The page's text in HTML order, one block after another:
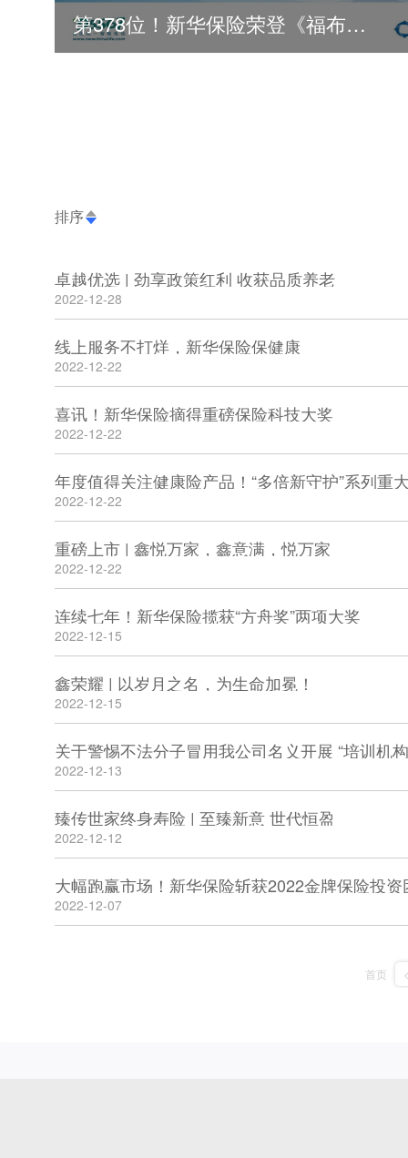
第378位！新华保险荣登《福布斯》全球500强
排序
卓越优选 | 劲享政策红利 收获品质养老
2022-12-28
线上服务不打烊，新华保险保健康
2022-12-22
喜讯！新华保险摘得重磅保险科技大奖
2022-12-22
年度值得关注健康险产品！“多倍新守护”系列重
2022-12-22
重磅上市 | 鑫悦万家，鑫意满，悦万家
2022-12-22
连续七年！新华保险揽获“方舟奖”两项大奖
2022-12-15
鑫荣耀 | 以岁月之名，为生命加冕！
2022-12-15
关于警惕不法分子冒用我公司名义开展 “培训机
2022-12-13
臻传世家终身寿险 | 至臻新意 世代恒盈
2022-12-12
大幅跑赢市场！新华保险斩获2022金牌保险投
2022-12-07
首页